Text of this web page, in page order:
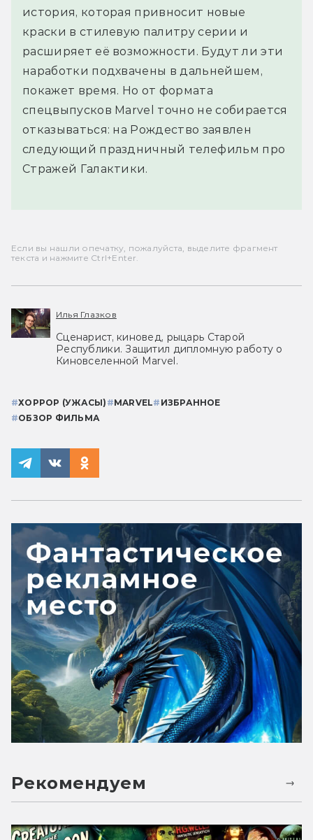
история, которая привносит новые
краски в стилевую палитру серии и
расширяет её возможности. Будут ли эти
наработки подхвачены в дальнейшем,
покажет время. Но от формата
спецвыпусков Marvel точно не собирается
отказываться: на Рождество заявлен
следующий праздничный телефильм про
Стражей Галактики.
Если вы нашли опечатку, пожалуйста, выделите фрагмент
текста и нажмите Ctrl+Enter.
Илья Глазков
Сценарист, киновед, рыцарь Старой
Республики. Защитил дипломную работу о
Киновселенной Marvel.
#ХОРРОР (УЖАСЫ) #MARVEL# ИЗБРАННОЕ
#ОБЗОР ФИЛЬМА
Рекомендуем